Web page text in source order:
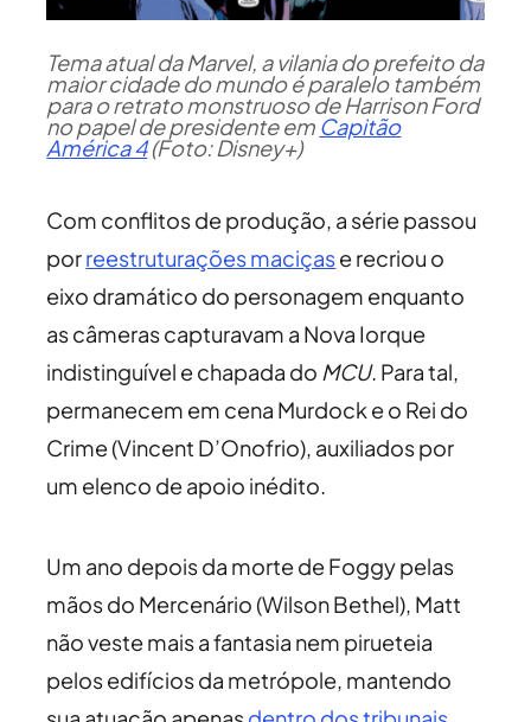
Tema atual da Marvel, a vilania do prefeito da
maior cidade do mundo é paralelo também
para o retrato monstruoso de Harrison Ford
no papel de presidente em Capitão
América 4(Foto: Disney+)
Com conflitos de produção, a série passou
porreestruturações maciçase recriou o
eixo dramático do personagem enquanto
as câmeras capturavam a Nova Iorque
indistinguível e chapada do MCU. Para tal,
permanecem em cena Murdock e o Rei do
Crime (Vincent D’Onofrio), auxiliados por
um elenco de apoio inédito.
Um ano depois da morte de Foggy pelas
mãos do Mercenário (Wilson Bethel), Matt
não veste mais a fantasia nem pirueteia
pelos edifícios da metrópole, mantendo